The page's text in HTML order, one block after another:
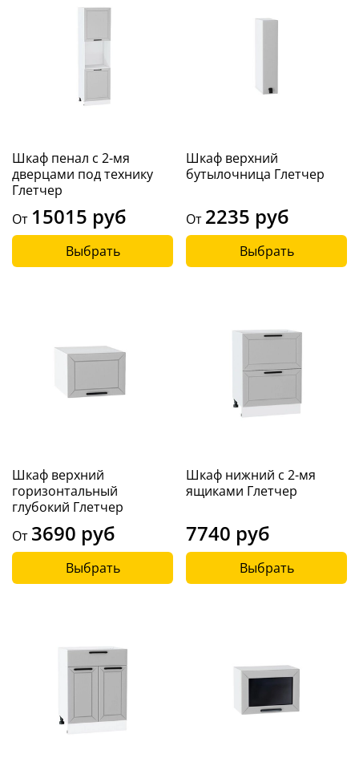
Шкаф пенал с 2-мя
дверцами под технику
Глетчер
От 15015 руб
Выбрать
Шкаф верхний
бутылочница Глетчер
От 2235 руб
Выбрать
Шкаф верхний
горизонтальный
глубокий Глетчер
От 3690 руб
Выбрать
Шкаф нижний с 2-мя
ящиками Глетчер
7740 руб
Выбрать